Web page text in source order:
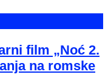
film „Noć 2.
na romske